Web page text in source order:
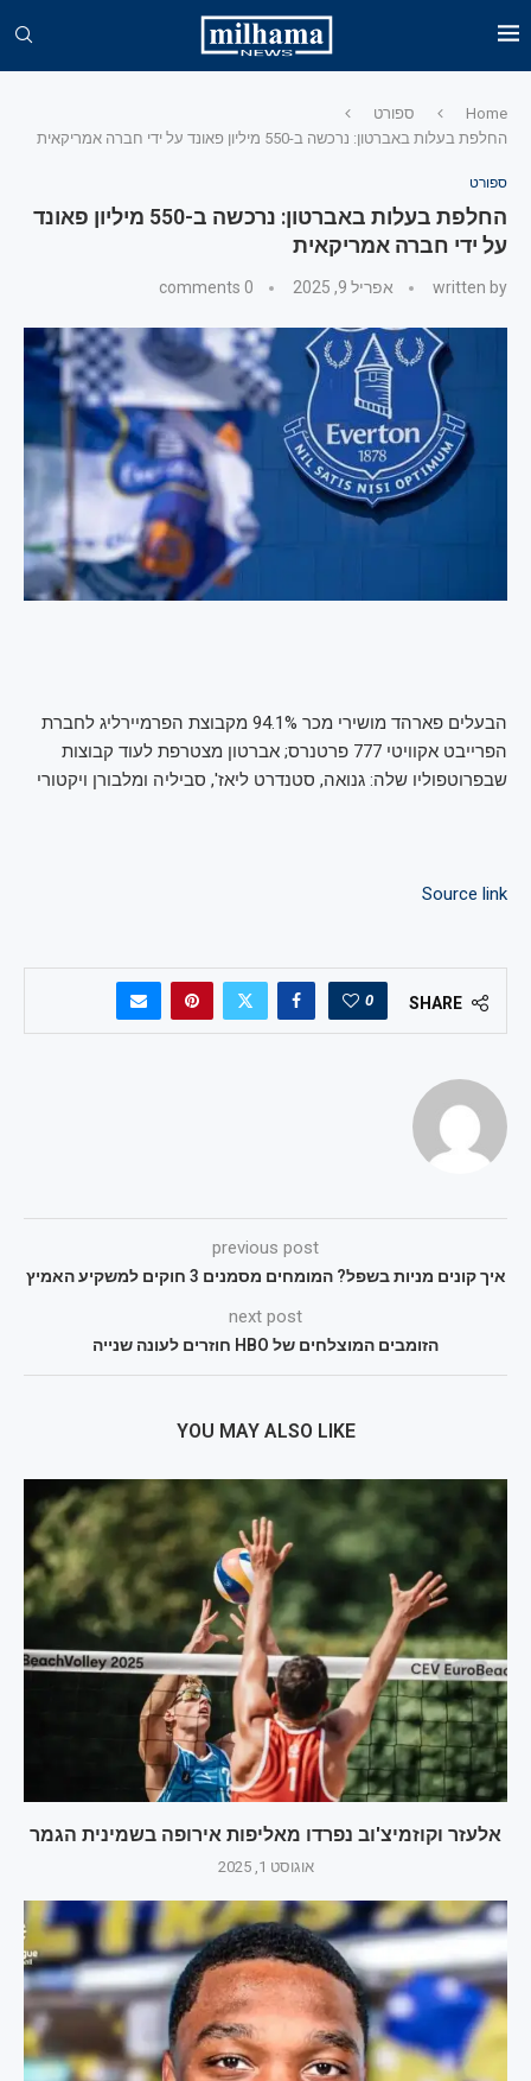
Home
ספורט
החלפת בעלות באברטון: נרכשה ב-550 מיליון פאונד על ידי חברה אמריקאית
ספורט
החלפת בעלות באברטון: נרכשה ב-550 מיליון פאונד
על ידי חברה אמריקאית
written by אפריל 9, 2025 0 comments
הבעלים פארהד מושירי מכר 94.1% מקבוצת הפרמיירליג לחברת
הפרייבט אקוויטי 777 פרטנרס; אברטון מצטרפת לעוד קבוצות
שבפרוטפוליו שלה: גנואה, סטנדרט ליאז', סביליה ומלבורן ויקטורי
Source link
SHARE
0
previous post
איך קונים מניות בשפל? המומחים מסמנים 3 חוקים למשקיע האמיץ
next post
הזומבים המוצלחים של HBO חוזרים לעונה שנייה
YOU MAY ALSO LIKE
אלעזר וקוזמיצ'וב נפרדו מאליפות אירופה בשמינית הגמר
אוגוסט 1, 2025